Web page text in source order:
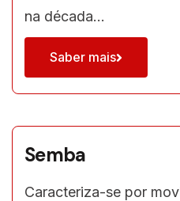
na década…
Saber mais
Semba
Caracteriza-se por